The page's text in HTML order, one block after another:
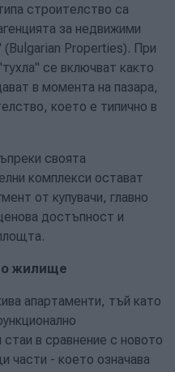
строителство са
за недвижими
Properties). При
се включват както
в момента на пазара,
което е типично в
своята
комплекси остават
от купувачи, главно
достъпност и
жилище
апартаменти, тъй като
в сравнение с новото
части - което означава